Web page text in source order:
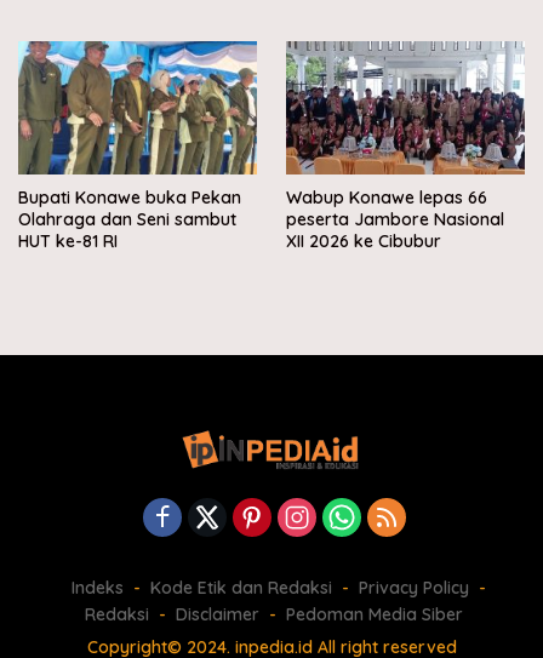
Bupati Konawe buka Pekan
Olahraga dan Seni sambut
HUT ke-81 RI
Wabup Konawe lepas 66
peserta Jambore Nasional
XII 2026 ke Cibubur
Indeks Kode Etik dan Redaksi
Privacy Policy
Redaksi
Disclaimer
Pedoman Media Siber
Copyright© 2024. inpedia.id All right reserved